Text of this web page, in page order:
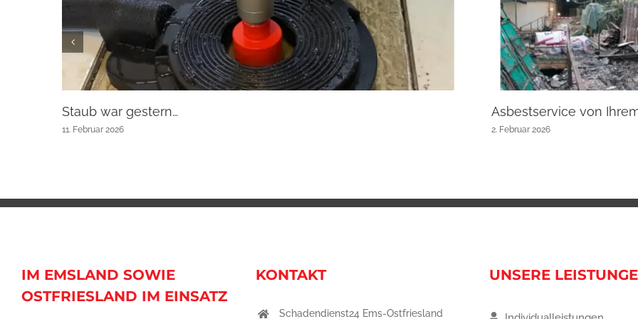
Staub war gestern…
11. Februar 2026
Asbestservice von
2. Februar 2026
IM EMSLAND SOWIE
OSTFRIESLAND IM EINSATZ
KONTAKT
Schadendienst24 Ems-Ostfriesland
UNSERE